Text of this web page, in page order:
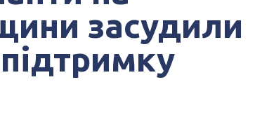
засудили